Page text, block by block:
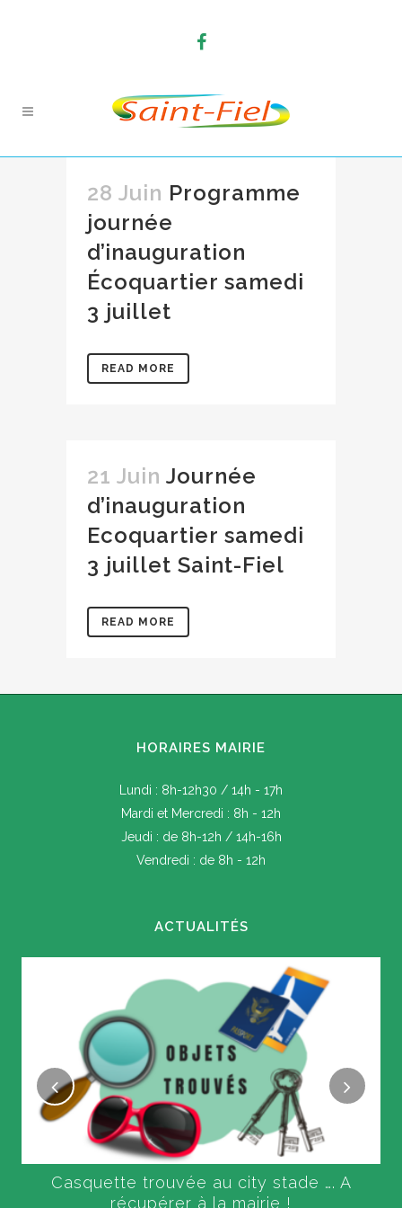
28 Juin Programme
journée
d’inauguration
Écoquartier samedi
3 juillet
READ MORE
21 Juin Journée
d’inauguration
Ecoquartier samedi
3 juillet Saint-Fiel
READ MORE
HORAIRES MAIRIE
Lundi : 8h-12h30 / 14h - 17h
Mardi et Mercredi : 8h - 12h
Jeudi : de 8h-12h / 14h-16h
Vendredi : de 8h - 12h
ACTUALITÉS
Casquette trouvée au city stade …. A
récupérer à la mairie !